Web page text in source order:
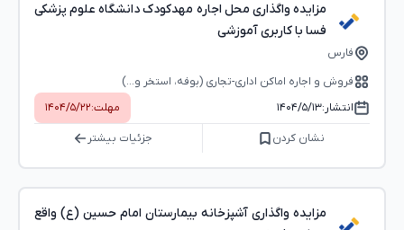
مزایده واگذاری محل اجاره مهدکودک دانشگاه علوم پزشکی
فسا با کاربری آموزشی
فارس
فروش و اجاره اماکن اداری-تجاری (بوفه، استخر و...)
انتشار:۱۴۰۴/۵/۱۳ مهلت:۱۴۰۴/۵/۲۲
نشان کردن جزئیات بیشتر
مزایده واگذاری آشپزخانه بیمارستان امام حسین (ع) واقع